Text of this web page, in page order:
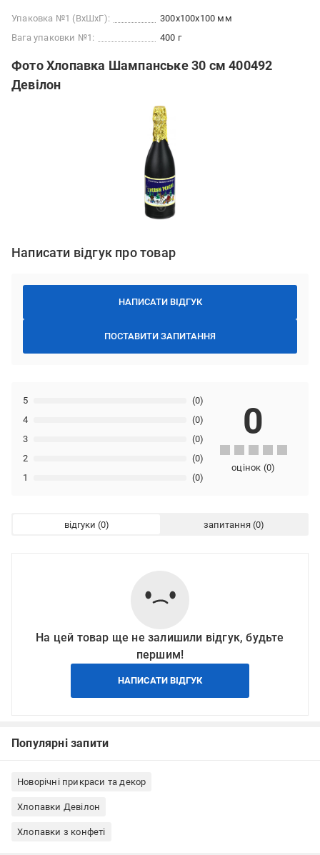
Упаковка №1 (ВхШхГ):
300x100x100 мм
Вага упаковки №1:
400 г
Фото Хлопавка Шампанське 30 см 400492
Девілон
Написати відгук про товар
НАПИСАТИ ВІДГУК
ПОСТАВИТИ ЗАПИТАННЯ
1 (0)
2 (0)
3 (0)
4 (0)
5 (0)
0
оцінок (0)
відгуки запитання
На цей товар ще не залишили відгук, будьте
першим!
НАПИСАТИ ВІДГУК
Популярні запити
Новорічні прикраси та декор
Хлопавки Девілон
Хлопавки з конфеті